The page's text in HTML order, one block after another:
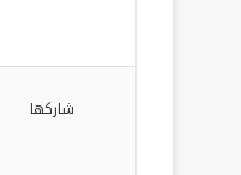
شاركها